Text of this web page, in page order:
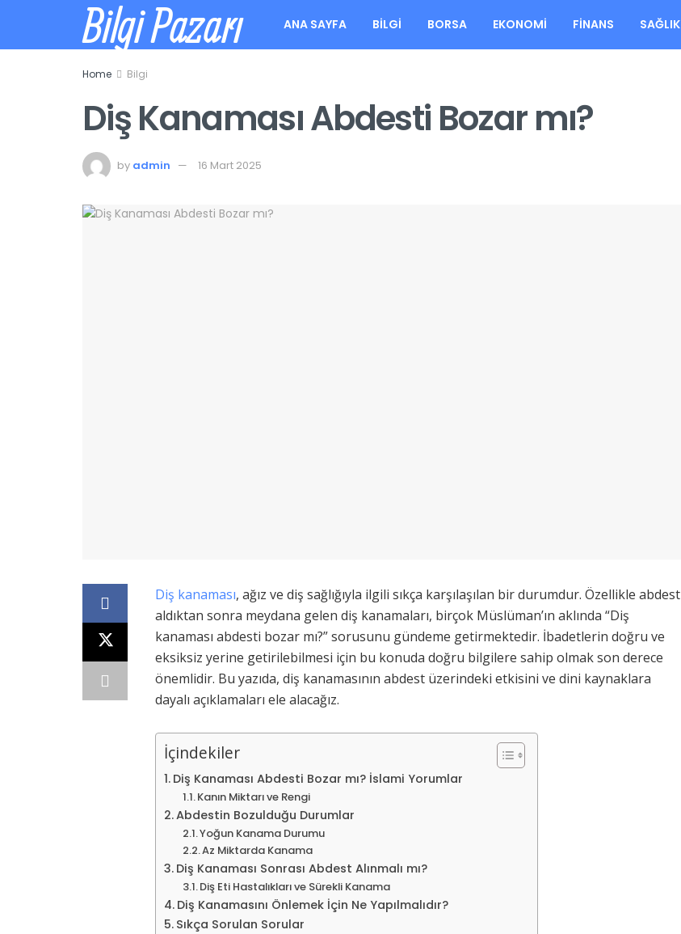
Bilgi Pazarı ANA SAYFA BILGI BORSA EKONOMI FINANS SAĞLIK
Home Bilgi
Diş Kanaması Abdesti Bozar mı?
by admin 16 Mart 2025
Diş kanaması, ağız ve diş sağlığıyla ilgili sıkça karşılaşılan bir durumdur. Özellikle abdest
aldıktan sonra meydana gelen diş kanamaları, birçok Müslüman’ın aklında “Diş
kanaması abdesti bozar mı?” sorusunu gündeme getirmektedir. İbadetlerin doğru ve
eksiksiz yerine getirilebilmesi için bu konuda doğru bilgilere sahip olmak son derece
önemlidir. Bu yazıda, diş kanamasının abdest üzerindeki etkisini ve dini kaynaklara
dayalı açıklamaları ele alacağız.
İçindekiler
Diş Kanaması Abdesti Bozar mı? İslami Yorumlar
Kanın Miktarı ve Rengi
Abdestin Bozulduğu Durumlar
Yoğun Kanama Durumu
Az Miktarda Kanama
Diş Kanaması Sonrası Abdest Alınmalı mı?
Diş Eti Hastalıkları ve Sürekli Kanama
Diş Kanamasını Önlemek İçin Ne Yapılmalıdır?
Sıkça Sorulan Sorular